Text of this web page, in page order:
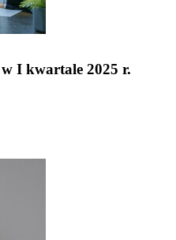
I kwartale 2025 r.